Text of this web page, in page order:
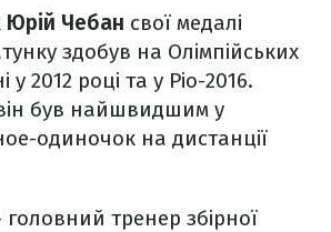
Юрій Чебан свої медалі
здобув на Олімпійських
у 2012 році та у Ріо-2016.
був найшвидшим у
одиночок на дистанції
тренер збірної